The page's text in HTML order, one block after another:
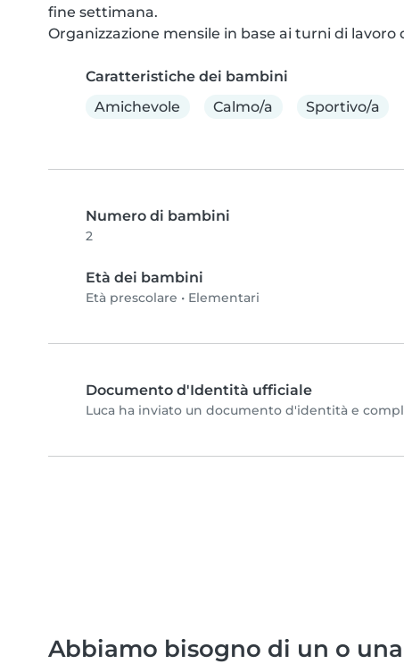
fine settimana.
Organizzazione mensile in base ai turni di lavoro
Caratteristiche dei bambini
Amichevole
Calmo/a Sportivo/a
Numero di bambini
2
Età dei bambini
Età prescolare • Elementari
Documento d'Identità ufficiale
Luca ha inviato un documento d'identità e
Abbiamo bisogno di un o